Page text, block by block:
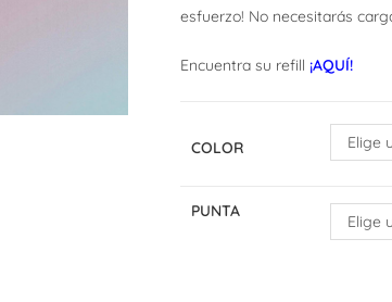
esfuerzo! No necesitarás
Encuentra su refill ¡AQUÍ!
COLOR Elige
PUNTA
Elige